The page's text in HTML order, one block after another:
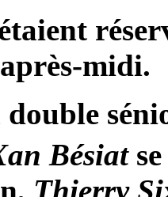
midi.
double
Bésiatse